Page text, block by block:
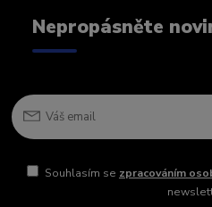
Nepropásněte
Souhlasím se zpracováním